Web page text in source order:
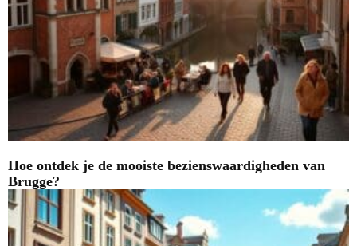
Hoe ontdek je de mooiste bezienswaardigheden van
Brugge?